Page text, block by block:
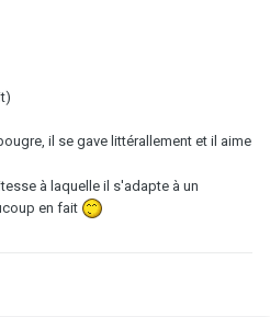
il se gave littérallement et il aime
à laquelle il s'adapte à un
en fait